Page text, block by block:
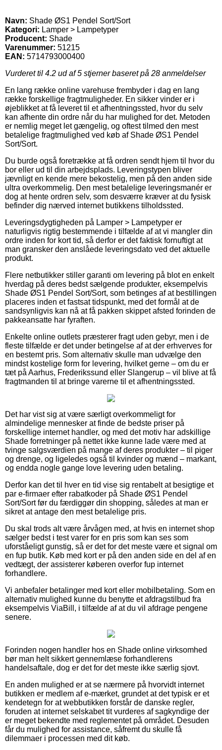
Navn: Shade ØS1 Pendel Sort/Sort
Kategori: Lamper > Lampetyper
Producent: Shade
Varenummer: 51215
EAN: 5714793000400
Vurderet til 4.2 ud af 5 stjerner baseret på 28 anmeldelser
En lang række online varehuse frembyder i dag en lang
række forskellige fragtmuligheder. En sikker vinder er i
øjeblikket at få leveret til et afhentningssted, hvor du selv
kan afhente din ordre når du har mulighed for det. Metoden
er nemlig meget let gængelig, og oftest tilmed den mest
betalelige fragtmulighed ved køb af Shade ØS1 Pendel
Sort/Sort.
Du burde også foretrække at få ordren sendt hjem til hvor du
bor eller ud til din arbejdsplads. Leveringstypen bliver
jævnligt en kende mere bekostelig, men på den anden side
ultra overkommelig. Den mest betalelige leveringsmanér er
dog at hente ordren selv, som desværre kræver at du fysisk
befinder dig nærved internet butikkens tilholdssted.
Leveringsdygtigheden på Lamper > Lampetyper er
naturligvis rigtig bestemmende i tilfælde af at vi mangler din
ordre inden for kort tid, så derfor er det faktisk fornuftigt at
man gransker den anslåede leveringsdato ved det aktuelle
produkt.
Flere netbutikker stiller garanti om levering på blot en enkelt
hverdag på deres bedst sælgende produkter, eksempelvis
Shade ØS1 Pendel Sort/Sort, som betinges af at bestillingen
placeres inden et fastsat tidspunkt, med det formål at de
sandsynligvis kan nå at få pakken skippet afsted forinden de
pakkeansatte har fyraften.
Enkelte online outlets præsterer fragt uden gebyr, men i de
fleste tilfælde er det under betingelse af at der erhverves for
en bestemt pris. Som alternativ skulle man udvælge den
mindst kostelige form for levering, hvilket gerne – om du er
tæt på Aarhus, Frederikssund eller Slangerup – vil blive at få
fragtmanden til at bringe varerne til et afhentningssted.
Det har vist sig at være særligt overkommeligt for
almindelige mennesker at finde de bedste priser på
forskellige internet handler, og med det motiv har adskillige
Shade forretninger på nettet ikke kunne lade være med at
tvinge salgsværdien på mange af deres produkter – til piger
og drenge, og ligeledes også til kvinder og mænd – markant,
og endda nogle gange love levering uden betaling.
Derfor kan det til hver en tid vise sig rentabelt at besigtige et
par e-firmaer efter rabatkoder på Shade ØS1 Pendel
Sort/Sort før du færdiggør din shopping, således at man er
sikret at antage den mest betalelige pris.
Du skal trods alt være årvågen med, at hvis en internet shop
sælger bedst i test varer for en pris som kan ses som
uforståeligt gunstig, så er det for det meste være et signal om
en fup butik. Køb med kort er på den anden side en del af en
vedtægt, der assisterer køberen overfor fup internet
forhandlere.
Vi anbefaler betalinger med kort eller mobilbetaling. Som en
alternativ mulighed kunne du benytte et afdragstilbud fra
eksempelvis ViaBill, i tilfælde af at du vil afdrage pengene
senere.
Forinden nogen handler hos en Shade online virksomhed
bør man helt sikkert gennemlæse forhandlerens
handelsaftale, dog er det for det meste ikke særlig sjovt.
En anden mulighed er at se nærmere på hvorvidt internet
butikken er medlem af e-mærket, grundet at det typisk er et
kendetegn for at webbutikken forstår de danske regler,
foruden at internet selskabet tit vurderes af sagkyndige der
er meget bekendte med reglementet på området. Desuden
får du mulighed for assistance, såfremt du skulle få
dilemmaer i processen med dit køb.